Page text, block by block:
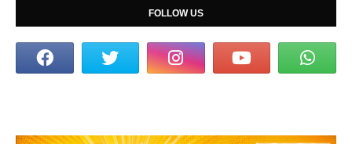
FOLLOW US